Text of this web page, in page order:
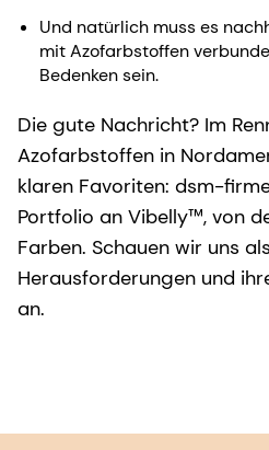
Und natürlich muss es
mit Azofarbstoffen
Bedenken sein.
Die gute Nachricht? Im
Azofarbstoffen in
klaren Favoriten: dsm-
Portfolio an Vibelly™, von
Farben. Schauen wir uns
Herausforderungen und
an.